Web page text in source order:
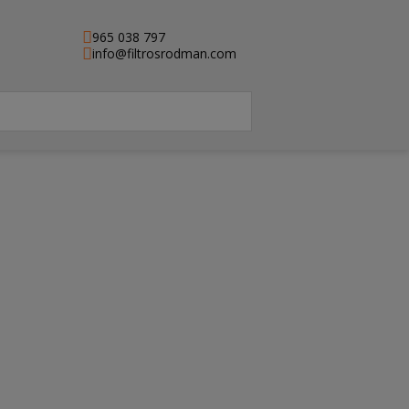
965 038 797
info@filtrosrodman.com